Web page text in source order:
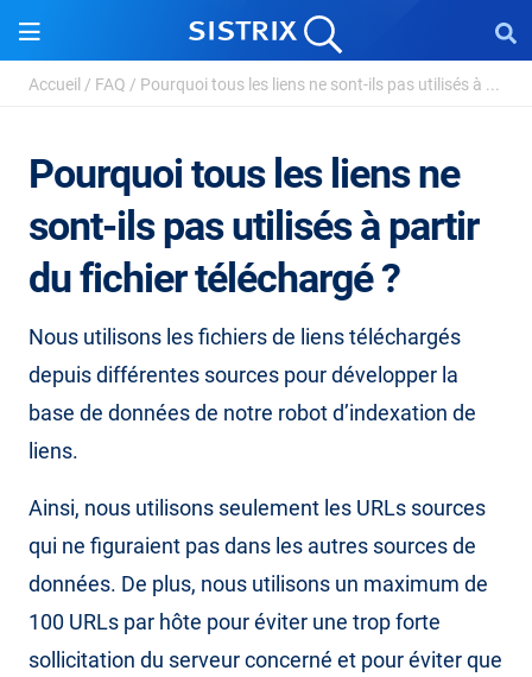
Accueil / FAQ / Pourquoi tous les liens ne sont-ils pas utilisés à ...
Pourquoi tous les liens ne
sont-ils pas utilisés à partir
du fichier téléchargé ?
Nous utilisons les fichiers de liens téléchargés
depuis différentes sources pour développer la
base de données de notre robot d’indexation de
liens.
Ainsi, nous utilisons seulement les URLs sources
qui ne figuraient pas dans les autres sources de
données. De plus, nous utilisons un maximum de
100 URLs par hôte pour éviter une trop forte
sollicitation du serveur concerné et pour éviter que